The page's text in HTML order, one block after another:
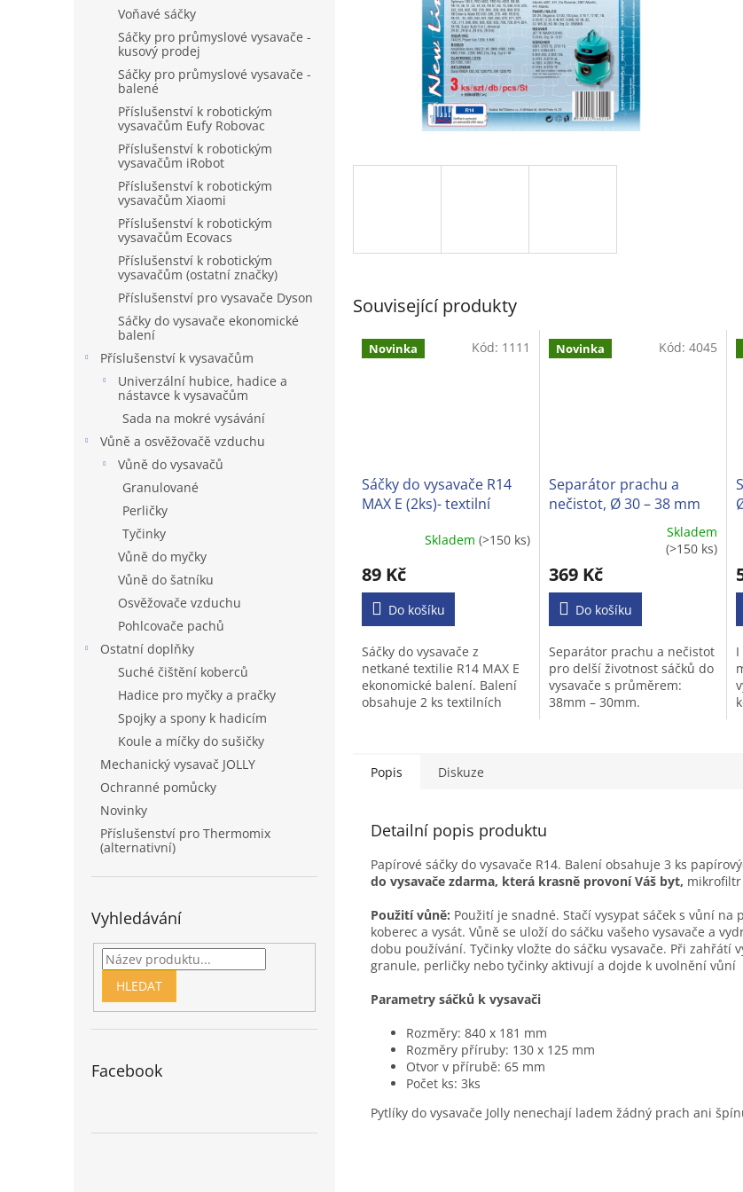
Voňavé sáčky
Sáčky pro průmyslové vysavače -
kusový prodej
Sáčky pro průmyslové vysavače -
balené
Příslušenství k robotickým
vysavačům Eufy Robovac
Příslušenství k robotickým
vysavačům iRobot
Příslušenství k robotickým
vysavačům Xiaomi
Příslušenství k robotickým
vysavačům Ecovacs
Příslušenství k robotickým
vysavačům (ostatní značky)
Příslušenství pro vysavače Dyson
Sáčky do vysavače ekonomické
balení
Příslušenství k vysavačům
Univerzální hubice, hadice a
nástavce k vysavačům
Sada na mokré vysávání
Vůně a osvěžovačě vzduchu
Vůně do vysavačů
Granulované
Perličky
Tyčinky
Vůně do myčky
Vůně do šatníku
Osvěžovače vzduchu
Pohlcovače pachů
Ostatní doplňky
Suché čištění koberců
Hadice pro myčky a pračky
Spojky a spony k hadicím
Koule a míčky do sušičky
Mechanický vysavač JOLLY
Ochranné pomůcky
Novinky
Příslušenství pro Thermomix
(alternativní)
Vyhledávání
HLEDAT
Facebook
Související produkty
Novinka
Sáčky do vysavače R14
MAX E (2ks)- textilní
Skladem (>150 ks)
89 Kč
Do košíku
Sáčky do vysavače z
netkané textilie R14 MAX E
ekonomické balení. Balení
obsahuje 2 ks textilních
Kód: 1111 Novinka
Separátor prachu a
nečistot, Ø 30 – 38 mm
produktu
je
z
hvězdiček.
Skladem
(>150 ks)
369 Kč
Do košíku
Separátor prachu a nečistot
pro delší životnost sáčků do
vysavače s průměrem:
38mm – 30mm.
Kód: 4045
z
I
Popis Diskuze
Detailní popis produktu
Papírové sáčky do vysavače R14. Balení obsahuje 3 ks
do vysavače zdarma, která krasně provoní Váš byt, mikrofiltr
Použití vůně: Použití je snadné. Stačí vysypat sáček s vůní na
koberec a vysát. Vůně se uloží do sáčku vašeho vysavače a
dobu používání. Tyčinky vložte do sáčku vysavače. Při zahřátí
granule, perličky nebo tyčinky aktivují a dojde k uvolnění vůní
Parametry sáčků k vysavači
Rozměry: 840 x 181 mm
Rozměry příruby: 130 x 125 mm
Otvor v přírubě: 65 mm
Počet ks: 3ks
Pytlíky do vysavače Jolly nenechají ladem žádný prach ani